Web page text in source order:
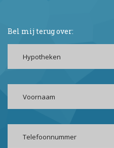
Bel mij terug over:
Hypotheken